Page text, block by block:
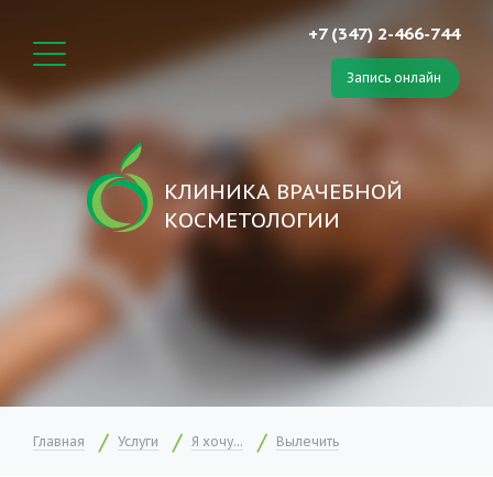
+7 (347) 2-466-744
Запись онлайн
КЛИНИКА ВРАЧЕБНОЙ
КОСМЕТОЛОГИИ
Главная Услуги Я хочу... Вылечить